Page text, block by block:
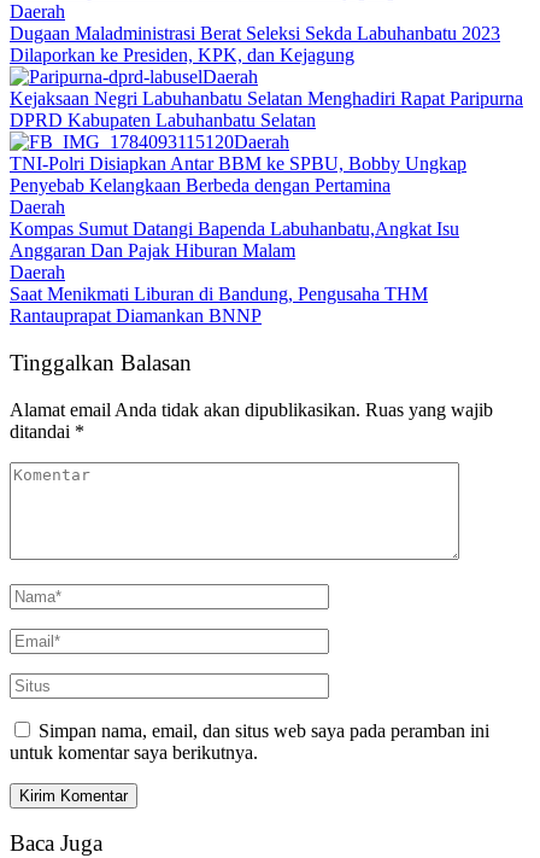
Daerah
Dugaan Maladministrasi Berat Seleksi Sekda Labuhanbatu 2023
Dilaporkan ke Presiden, KPK, dan Kejagung
Daerah
Kejaksaan Negri Labuhanbatu Selatan Menghadiri Rapat Paripurna
DPRD Kabupaten Labuhanbatu Selatan
Daerah
TNI-Polri Disiapkan Antar BBM ke SPBU, Bobby Ungkap
Penyebab Kelangkaan Berbeda dengan Pertamina
Daerah
Kompas Sumut Datangi Bapenda Labuhanbatu,Angkat Isu
Anggaran Dan Pajak Hiburan Malam
Daerah
Saat Menikmati Liburan di Bandung, Pengusaha THM
Rantauprapat Diamankan BNNP
Tinggalkan Balasan
Alamat email Anda tidak akan dipublikasikan. Ruas yang wajib
ditandai *
Simpan nama, email, dan situs web saya pada peramban ini
untuk komentar saya berikutnya.
Baca Juga